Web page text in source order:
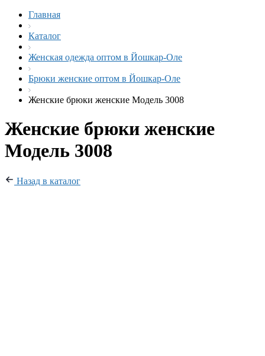
Главная
Каталог
Женская одежда оптом в Йошкар-Оле
Брюки женские оптом в Йошкар-Оле
Женские брюки женские Модель 3008
Женские брюки женские
Модель 3008
Назад в каталог